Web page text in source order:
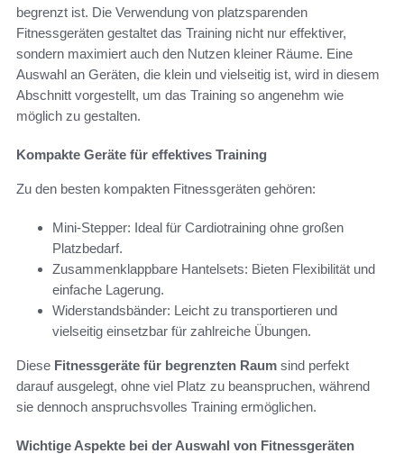
begrenzt ist. Die Verwendung von platzsparenden
Fitnessgeräten gestaltet das Training nicht nur effektiver,
sondern maximiert auch den Nutzen kleiner Räume. Eine
Auswahl an Geräten, die klein und vielseitig ist, wird in diesem
Abschnitt vorgestellt, um das Training so angenehm wie
möglich zu gestalten.
Kompakte Geräte für effektives Training
Zu den besten kompakten Fitnessgeräten gehören:
Mini-Stepper: Ideal für Cardiotraining ohne großen
Platzbedarf.
Zusammenklappbare Hantelsets: Bieten Flexibilität und
einfache Lagerung.
Widerstandsbänder: Leicht zu transportieren und
vielseitig einsetzbar für zahlreiche Übungen.
Diese Fitnessgeräte für begrenzten Raum sind perfekt
darauf ausgelegt, ohne viel Platz zu beanspruchen, während
sie dennoch anspruchsvolles Training ermöglichen.
Wichtige Aspekte bei der Auswahl von Fitnessgeräten